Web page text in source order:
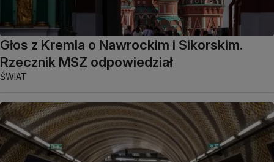
Głos z Kremla o Nawrockim i Sikorskim.
Rzecznik MSZ odpowiedział
ŚWIAT